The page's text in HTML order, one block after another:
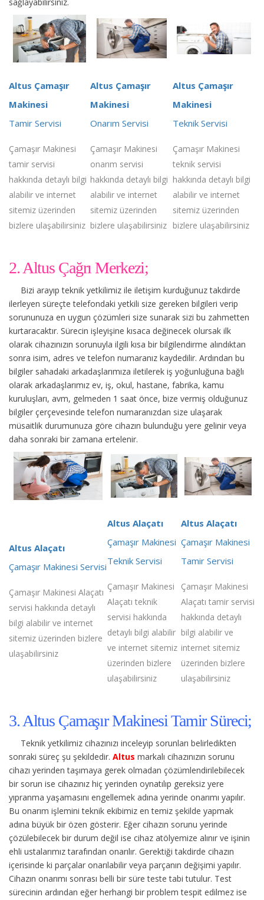
Altus Çamaşır
Makinesi
Tamir Servisi
Çamaşır Makinesi
tamir servisi
hakkında detaylı bilgi
alabilir ve internet
sitemiz üzerinden
bizlere ulaşabilirsiniz
Altus Çamaşır
Makinesi
Onarım Servisi
Çamaşır Makinesi
onarım servisi
hakkında detaylı bilgi
alabilir ve internet
sitemiz üzerinden
bizlere ulaşabilirsiniz
Altus Çamaşır
Makinesi
Teknik Servisi
Çamaşır Makinesi
teknik servisi
hakkında detaylı bilgi
alabilir ve internet
sitemiz üzerinden
bizlere ulaşabilirsiniz
2. Altus Çağrı Merkezi;
Bizi arayıp teknik yetkilimiz ile iletişim kurduğunuz takdirde
ilerleyen süreçte telefondaki yetkili size gereken bilgileri verip
sorununuza en uygun çözümleri size sunarak sizi bu zahmetten
kurtaracaktır. Sürecin işleyişine kısaca değinecek olursak ilk
olarak cihazınızın sorunuyla ilgili kısa bir bilgilendirme alındıktan
sonra isim, adres ve telefon numaranız kaydedilir. Ardından bu
bilgiler sahadaki arkadaşlarımıza iletilerek iş yoğunluğuna bağlı
olarak arkadaşlarımız ev, iş, okul, hastane, fabrika, kamu
kuruluşları, avm, gelmeden 1 saat önce, bize vermiş olduğunuz
bilgiler çerçevesinde telefon numaranızdan size ulaşarak
müsaitlik durumunuza göre cihazın bulunduğu yere gelinir veya
daha sonraki bir zamana ertelenir.
Altus Alaçatı
Çamaşır Makinesi Servisi
Çamaşır Makinesi Alaçatı
servisi hakkında detaylı
bilgi alabilir ve internet
sitemiz üzerinden bizlere
ulaşabilirsiniz
Altus Alaçatı
Çamaşır Makinesi
Teknik Servisi
Çamaşır Makinesi
Alaçatı teknik
servisi hakkında
detaylı bilgi alabilir
ve internet sitemiz
üzerinden bizlere
ulaşabilirsiniz
Altus Alaçatı
Çamaşır Makinesi
Tamir Servisi
Çamaşır Makinesi
Alaçatı tamir servisi
hakkında detaylı
bilgi alabilir ve
internet sitemiz
üzerinden bizlere
ulaşabilirsiniz
3. Altus Çamaşır Makinesi Tamir Süreci;
Teknik yetkilimiz cihazınızı inceleyip sorunları belirledikten
sonraki süreç şu şekildedir. Altus markalı cihazınızın sorunu
cihazı yerinden taşımaya gerek olmadan çözümlendirilebilecek
bir sorun ise cihazınız hiç yerinden oynatılıp gereksiz yere
yıpranma yaşamasını engellemek adına yerinde onarımı yapılır.
Bu onarım işlemini teknik ekibimiz en temiz şekilde yapmak
adına büyük bir özen gösterir. Eğer cihazın sorunu yerinde
çözülebilecek bir durum değil ise cihaz atölyemize alınır ve işinin
ehli ustalarımız tarafından onarılır. Gerektiği takdirde cihazın
içerisinde ki parçalar onarılabilir veya parçanın değişimi yapılır.
Cihazın onarımı sonrası belli bir süre teste tabi tutulur. Test
sürecinin ardından eğer herhangi bir problem tespit edilmez ise